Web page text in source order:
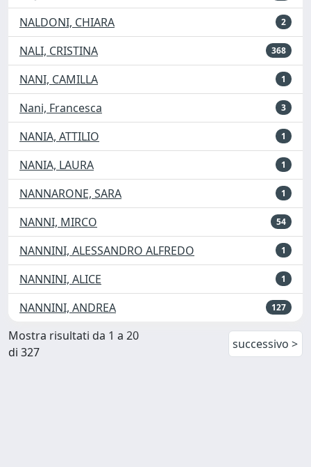
NALDONI, CHIARA 2
NALI, CRISTINA 368
NANI, CAMILLA 1
Nani, Francesca 3
NANIA, ATTILIO 1
NANIA, LAURA 1
NANNARONE, SARA 1
NANNI, MIRCO 54
NANNINI, ALESSANDRO ALFREDO 1
NANNINI, ALICE 1
NANNINI, ANDREA 127
Mostra risultati da 1 a 20
di 327
successivo >